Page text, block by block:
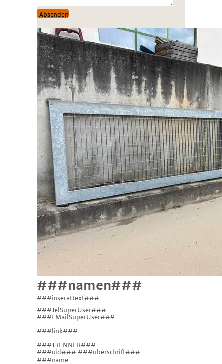
###namen###
###inserattext###
###TelSuperUser###
###EMailSuperUser###
###link###
###TRENNER###
###uid### ###uberschrift###
###name